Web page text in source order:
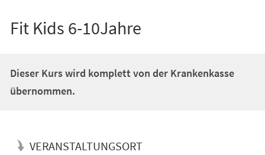
Fit Kids 6-10Jahre
Dieser Kurs wird komplett von der Krankenkasse
übernommen.
VERANSTALTUNGSORT